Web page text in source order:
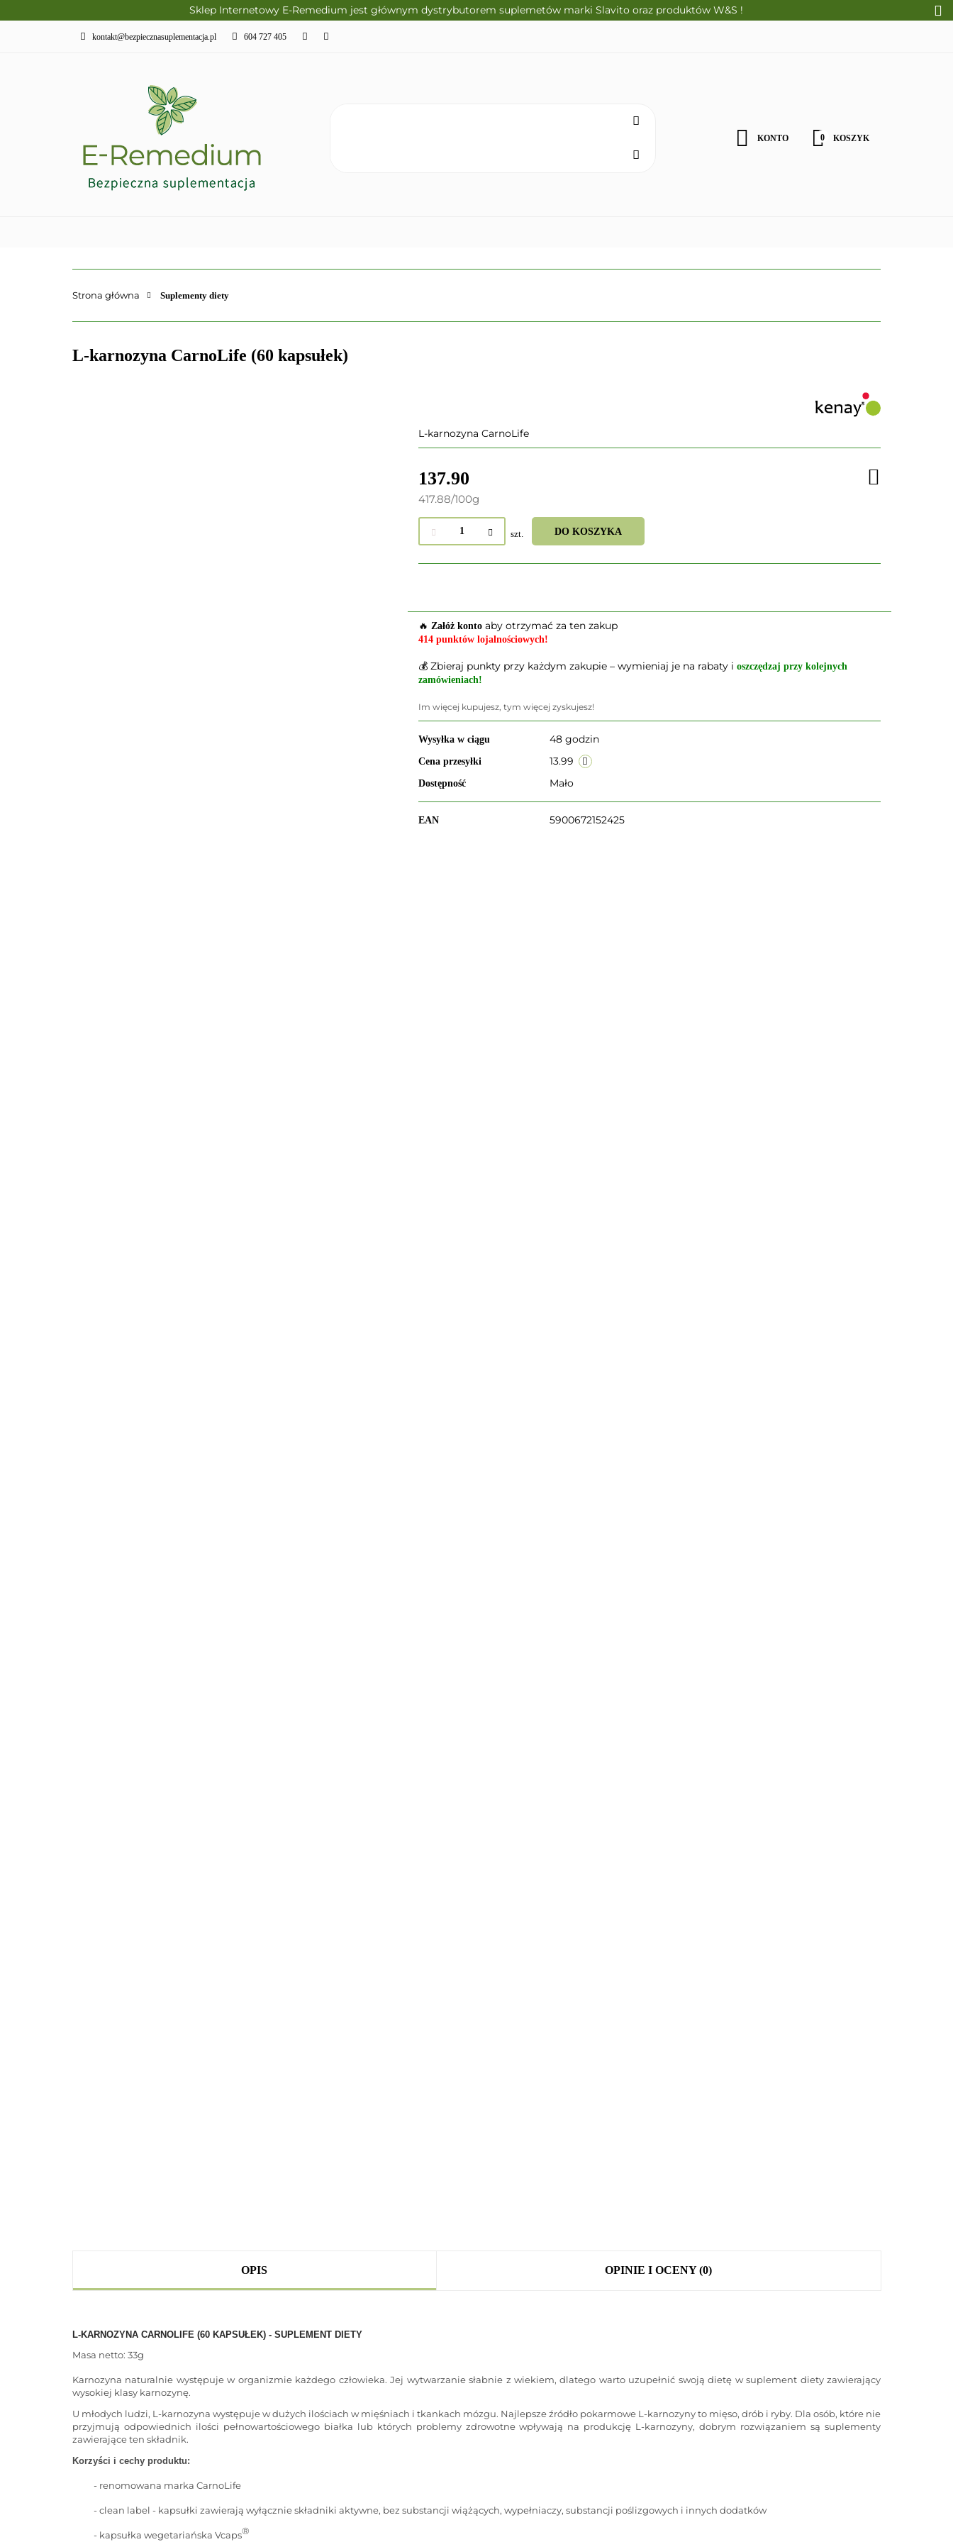
Sklep Internetowy E-Remedium jest głównym dystrybutorem suplemetów marki Slavito oraz produktów W&S !
kontakt@bezpiecznasuplementacja.pl 604 727 405
KONTO 0 KOSZYK
PRODUKTY SLAVITO SUPLEMENTY DIETY KRÓTKI TERMIN WAŻNOŚCI
Strona główna Suplementy diety
L-karnozyna CarnoLife (60 kapsułek)
L-karnozyna CarnoLife
137.90
417.88/100g
szt. DO KOSZYKA
🔥 Załóż kontoaby otrzymać za ten zakup
414 punktów lojalnościowych!
💰 Zbieraj punkty przy każdym zakupie – wymieniaj je na rabaty i oszczędzaj przy kolejnych
zamówieniach!
Im więcej kupujesz, tym więcej zyskujesz!
Wysyłka w ciągu 48 godzin
Cena przesyłki 13.99
Dostępność Mało
EAN 5900672152425
OPIS OPINIE I OCENY (0)
L-KARNOZYNA CARNOLIFE (60 KAPSUŁEK) - SUPLEMENT DIETY
Masa netto: 33g
Karnozyna naturalnie występuje w organizmie każdego człowieka. Jej wytwarzanie słabnie z wiekiem, dlatego warto uzupełnić swoją dietę w suplement diety zawierający
wysokiej klasy karnozynę.
U młodych ludzi, L-karnozyna występuje w dużych ilościach w mięśniach i tkankach mózgu. Najlepsze źródło pokarmowe L-karnozyny to mięso, drób i ryby. Dla osób, które nie
przyjmują odpowiednich ilości pełnowartościowego białka lub których problemy zdrowotne wpływają na produkcję L-karnozyny, dobrym rozwiązaniem są suplementy
zawierające ten składnik.
Korzyści i cechy produktu:
- renomowana marka CarnoLife
- clean label - kapsułki zawierają wyłącznie składniki aktywne, bez substancji wiążących, wypełniaczy, substancji poślizgowych i innych dodatków
- kapsułka wegetariańska Vcaps®